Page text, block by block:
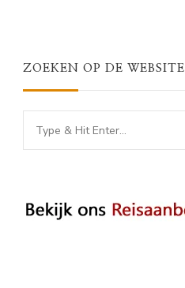
ZOEKEN OP DE WEBSITE
Looking
for